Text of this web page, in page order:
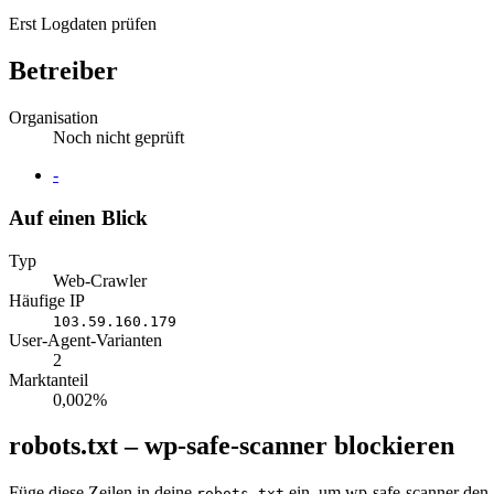
Erst Logdaten prüfen
Betreiber
Organisation
Noch nicht geprüft
Website
-
Auf einen Blick
Typ
Web-Crawler
Häufige IP
103.59.160.179
User-Agent-Varianten
2
Marktanteil
0,002%
robots.txt – wp-safe-scanner blockieren